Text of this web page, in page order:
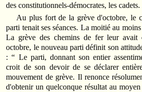
des constitutionnels‑démocrates, les cadets.
Au plus fort de la grève d'octobre, le
parti tenait ses séances. La moitié au
La grève des chemins de fer leur
octobre, le nouveau parti définit son
: “ Le parti, donnant son entier
croit de son devoir de se déclarer
mouvement de grève. Il renonce
d'obtenir un quelconque résultat au